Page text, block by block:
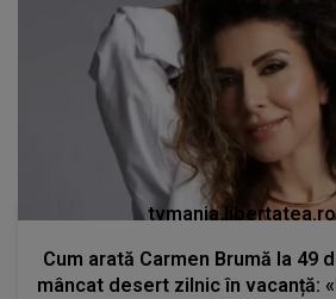
tvmania.libertatea.ro
Cum arată Carmen Brumă la 49
mâncat desert zilnic în vacanță: